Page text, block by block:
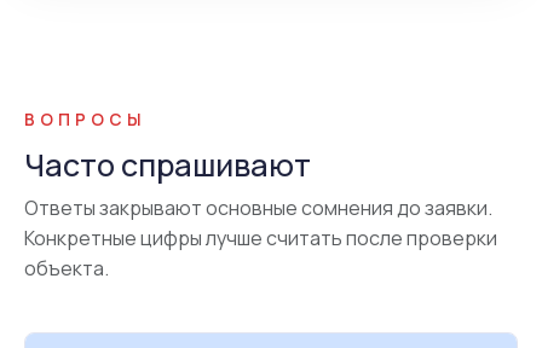
ВОПРОСЫ
Часто спрашивают
Ответы закрывают основные сомнения до заявки.
Конкретные цифры лучше считать после проверки
объекта.